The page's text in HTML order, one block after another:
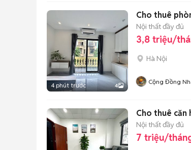
4 phút trước 4
Cho thuê
Nội thất đầy đủ
3,8 triệu/
Hà Nội
Cộng Đồng
Cho thuê căn
Nội thất đầy đủ
7 triệu/